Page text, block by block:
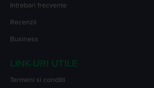
Intrebari frecvente
Recenzii
Business
LINK-URI UTILE
Termeni si conditii